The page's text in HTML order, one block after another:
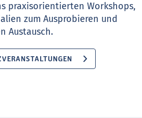
praxisorientierten Workshops,
zum Ausprobieren und
Austausch.